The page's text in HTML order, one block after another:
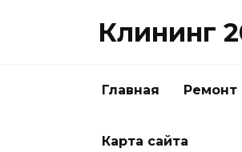
Клининг
Главная Ремонт
Карта сайта